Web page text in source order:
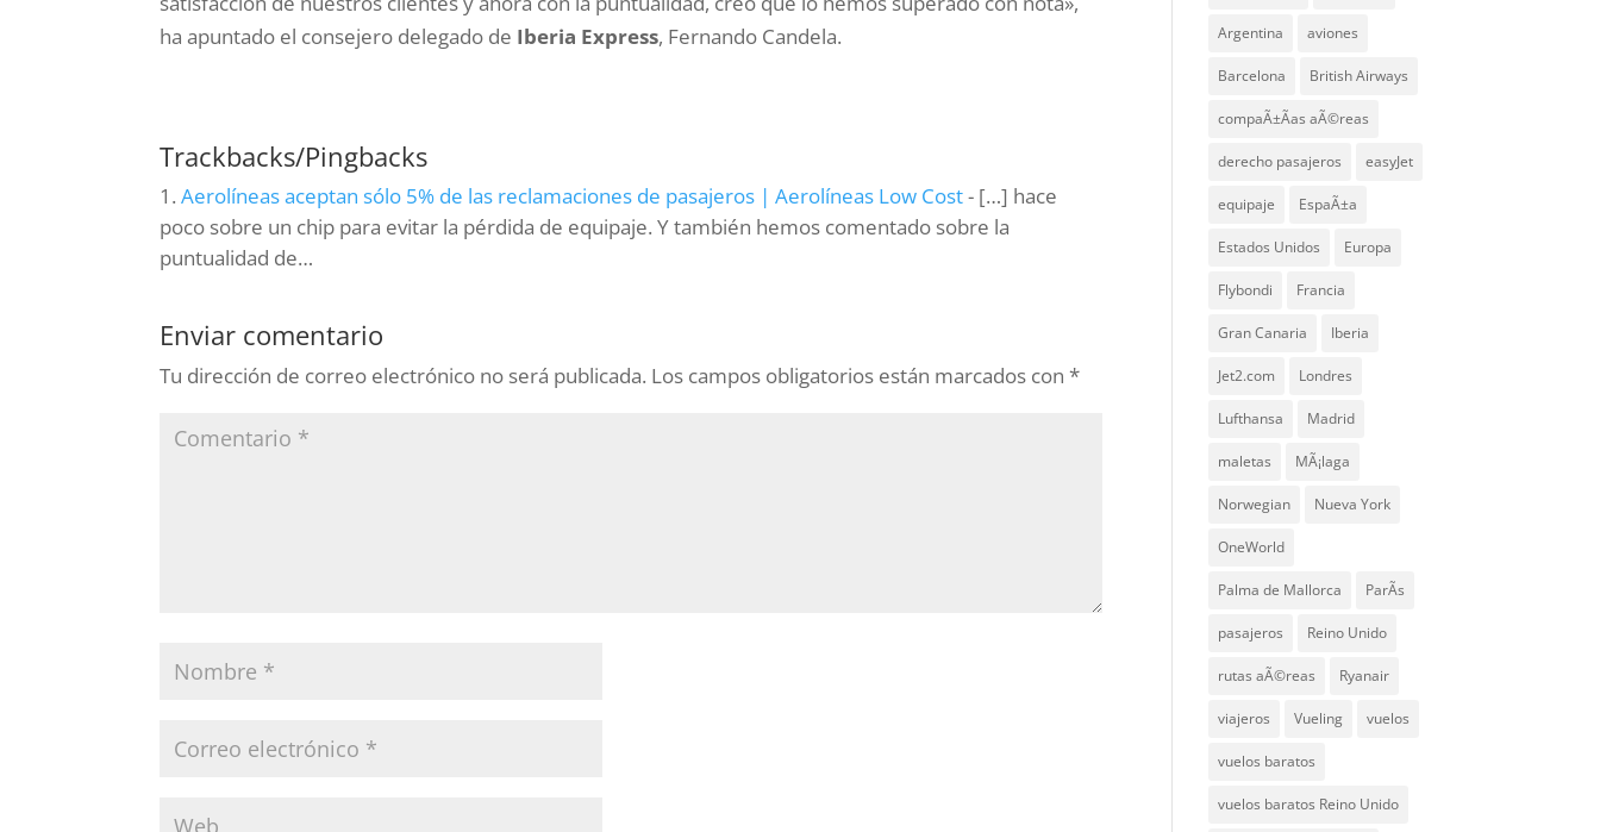
ha apuntado el consejero delegado de Iberia Express, Fernando Candela.
Trackbacks/Pingbacks
Aerolíneas aceptan sólo 5% de las reclamaciones de pasajeros | Aerolíneas Low Cost- […] hace
poco sobre un chip para evitar la pérdida de equipaje. Y también hemos comentado sobre la
puntualidad de…
Enviar comentario
Tu dirección de correo electrónico no será publicada. Los campos obligatorios están marcados con*
Argentina aviones
Barcelona British Airways
compaÃ±Ã­as aÃ©reas
derecho pasajeros easyJet
equipaje EspaÃ±a
Estados Unidos Europa
Flybondi Francia
Gran Canaria Iberia
Jet2.com Londres
Lufthansa Madrid
maletas MÃ¡laga
Norwegian Nueva York
OneWorld
Palma de Mallorca ParÃ­s
pasajeros Reino Unido
rutas aÃ©reas Ryanair
viajeros Vueling vuelos
vuelos baratos
vuelos baratos Reino Unido